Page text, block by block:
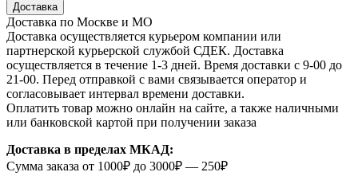
Доставка
Доставка по Москве и МО
Доставка осуществляется курьером компании или
партнерской курьерской службой СДЕК. Доставка
осуществляется в течение 1-3 дней. Время доставки с 9-00 до
21-00. Перед отправкой с вами связывается оператор и
согласовывает интервал времени доставки.
Оплатить товар можно онлайн на сайте, а также наличными
или банковской картой при получении заказа
Доставка в пределах МКАД:
Сумма заказа от 1000₽ до 3000₽ — 250₽